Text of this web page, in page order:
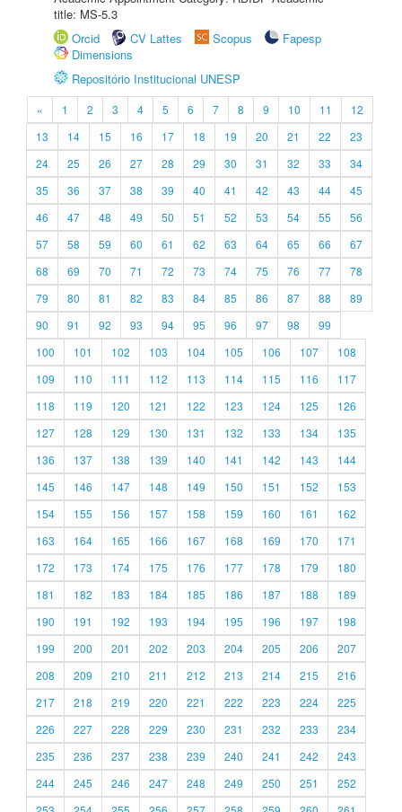
title: MS-5.3
Orcid
CV Lattes Scopus
Fapesp
Dimensions
Repositório Institucional UNESP
« 1 2 3 4 5 6 7 8 9 10 11
12
13
14 15 16 17 18 19 20 21 22
23
24
25 26 27 28 29 30 31 32 33
34
35
36 37 38 39 40 41 42 43 44
45
46
47 48 49 50 51 52 53 54 55
56
57
58 59 60 61 62 63 64 65 66
67
68
69 70 71 72 73 74 75 76 77
78
79
80 81 82 83 84 85 86 87 88
89
90
91 92 93 94 95 96 97 98
99
100
101 102 103 104 105 106 107
108
109
110 111 112 113 114 115 116
117
118
119 120 121 122 123 124 125
126
127
128 129 130 131 132 133 134
135
136
137 138 139 140 141 142 143
144
145
146 147 148 149 150 151 152
153
154
155 156 157 158 159 160 161
162
163
164 165 166 167 168 169 170
171
172
173 174 175 176 177 178 179
180
181
182 183 184 185 186 187 188
189
190
191 192 193 194 195 196 197
198
199
200 201 202 203 204 205 206
207
208
209 210 211 212 213 214 215
216
217
218 219 220 221 222 223 224
225
226
227 228 229 230 231 232 233
234
235
236 237 238 239 240 241 242
243
244
245 246 247 248 249 250 251
252